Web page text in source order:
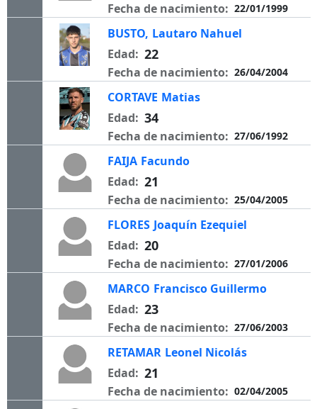
Fecha de nacimiento: 22/01/1999
BUSTO, Lautaro Nahuel
Edad: 22
Fecha de nacimiento: 26/04/2004
CORTAVE Matias
Edad: 34
Fecha de nacimiento: 27/06/1992
FAIJA Facundo
Edad: 21
Fecha de nacimiento: 25/04/2005
FLORES Joaquín Ezequiel
Edad: 20
Fecha de nacimiento: 27/01/2006
MARCO Francisco Guillermo
Edad: 23
Fecha de nacimiento: 27/06/2003
RETAMAR Leonel Nicolás
Edad: 21
Fecha de nacimiento: 02/04/2005